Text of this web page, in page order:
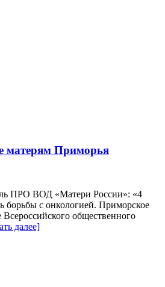
матерям Приморья
ПРО ВОД «Матери России»: «4
борьбы с онкологией. Приморское
Всероссийского общественного
далее]